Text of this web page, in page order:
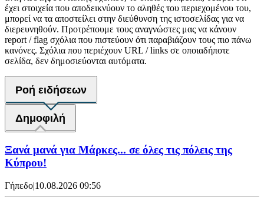
έχει στοιχεία που αποδεικνύουν το αληθές του περιεχομένου του,
μπορεί να τα αποστείλει στην διεύθυνση της ιστοσελίδας για να
διερευνηθούν. Προτρέπουμε τους αναγνώστες μας να κάνουν
report / flag σχόλια που πιστεύουν ότι παραβιάζουν τους πιο πάνω
κανόνες. Σχόλια που περιέχουν URL / links σε οποιαδήποτε
σελίδα, δεν δημοσιεύονται αυτόματα.
Ροή ειδήσεων
Δημοφιλή
Ξανά μανά για Μάρκες... σε όλες τις πόλεις της
Κύπρου!
Γήπεδο|10.08.2026 09:56